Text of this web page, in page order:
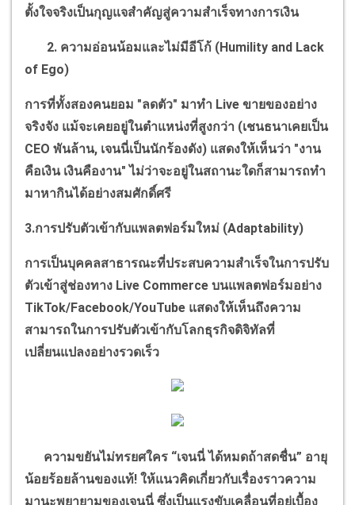
ตั้งใจจริงเป็นกุญแจสำคัญสู่ความสำเร็จทางการเงิน
2. ความอ่อนน้อมและไม่มีอีโก้ (Humility and Lack
of Ego)
การที่ทั้งสองคนยอม "ลดตัว" มาทำ Live ขายของอย่าง
จริงจัง แม้จะเคยอยู่ในตำแหน่งที่สูงกว่า (เชนธนาเคยเป็น
CEO พันล้าน, เจนนี่เป็นนักร้องดัง) แสดงให้เห็นว่า "งาน
คือเงิน เงินคืองาน" ไม่ว่าจะอยู่ในสถานะใดก็สามารถทำ
มาหากินได้อย่างสมศักดิ์ศรี
3.การปรับตัวเข้ากับแพลตฟอร์มใหม่ (Adaptability)
การเป็นบุคคลสาธารณะที่ประสบความสำเร็จในการปรับ
ตัวเข้าสู่ช่องทาง Live Commerce บนแพลตฟอร์มอย่าง
TikTok/Facebook/YouTube แสดงให้เห็นถึงความ
สามารถในการปรับตัวเข้ากับโลกธุรกิจดิจิทัลที่
เปลี่ยนแปลงอย่างรวดเร็ว
ความขยันไม่ทรยศใคร “เจนนี่ ได้หมดถ้าสดชื่น” อายุ
น้อยร้อยล้านของแท้! ให้แนวคิดเกี่ยวกับเรื่องราวความ
มานะพยายามของเจนนี่ ซึ่งเป็นแรงขับเคลื่อนที่อยู่เบื้อง